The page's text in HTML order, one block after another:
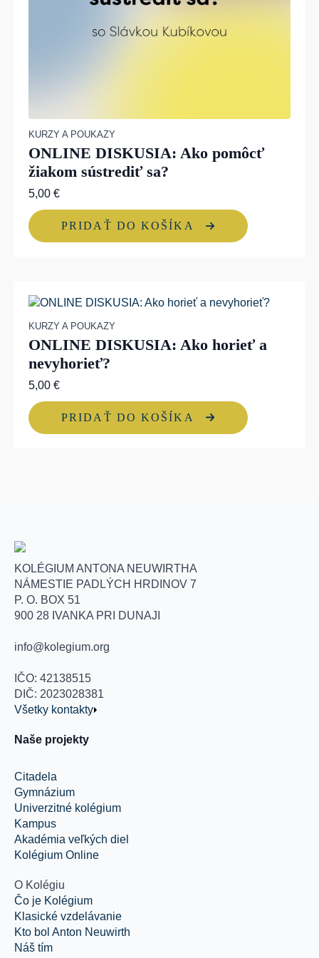
KURZY A POUKAZY
ONLINE DISKUSIA: Ako pomôcť
žiakom sústrediť sa?
5,00 €
PRIDAŤ DO KOŠÍKA
KURZY A POUKAZY
ONLINE DISKUSIA: Ako horieť a
nevyhorieť?
5,00 €
PRIDAŤ DO KOŠÍKA
KOLÉGIUM ANTONA NEUWIRTHA
NÁMESTIE PADLÝCH HRDINOV 7
P. O. BOX 51
900 28 IVANKA PRI DUNAJI
info@kolegium.org
IČO: 42138515
DIČ: 2023028381
Všetky kontakty
Naše projekty
Citadela
Gymnázium
Univerzitné kolégium
Kampus
Akadémia veľkých diel
Kolégium Online
O Kolégiu
Čo je Kolégium
Klasické vzdelávanie
Kto bol Anton Neuwirth
Náš tím